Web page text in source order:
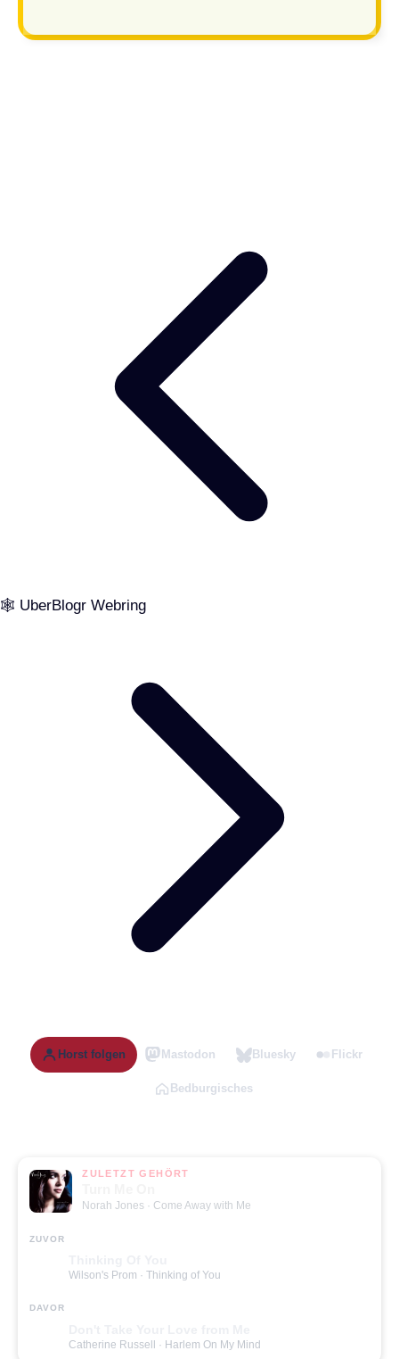
🕸️ UberBlogr Webring
Horst folgen Mastodon Bluesky Flickr
Bedburgisches
ZULETZT GEHÖRT
Norah Jones · Come Away with Me
ZUVOR
Wilson's Prom · Thinking of You
DAVOR
Catherine Russell · Harlem On My Mind